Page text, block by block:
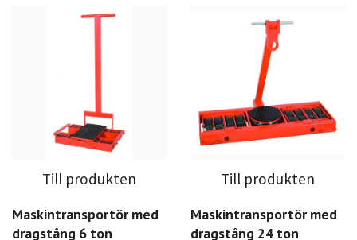
Till produkten
Maskintransportör med
dragstång 6 ton
Till produkten
Maskintransportör med
dragstång 24 ton